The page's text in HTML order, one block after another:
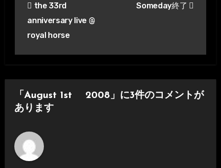
稿
ナ
ビ
ゲ
ー
シ
ョ
ン
the 33rd
anniversary live @
royal horse
Someday終了
「August 1st 2008」に3件のコメントが
あります